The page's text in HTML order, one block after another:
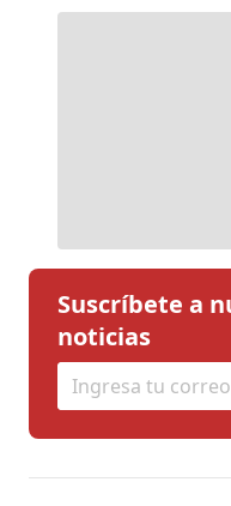
Suscríbete a
noticias